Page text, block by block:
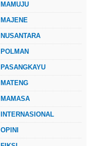
MAMUJU
MAJENE
NUSANTARA
POLMAN
PASANGKAYU
MATENG
MAMASA
INTERNASIONAL
OPINI